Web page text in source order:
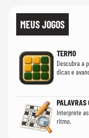
MEUS JOGOS
TERMO
Descubra a
dicas e
PALAVRAS
Interprete
ritmo.